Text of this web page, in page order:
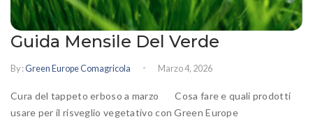
Guida Mensile Del Verde
By : Green Europe Comagricola - Marzo 4, 2026
Cura del tappeto erboso a marzo Cosa fare e quali prodotti
usare per il risveglio vegetativo con Green Europe